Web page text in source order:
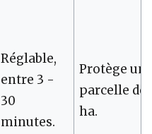
Réglable,
entre 3 -
30
minutes.
Protège
parcelle de
ha.